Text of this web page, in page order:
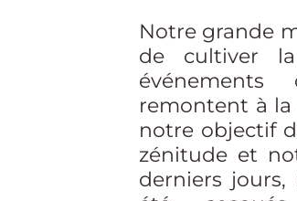
Notre grande
de cultiver
remontent à la
notre objectif
zénitude et
derniers